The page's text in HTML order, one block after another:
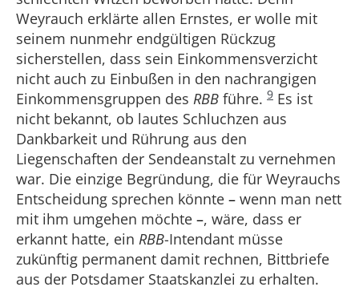
Weyrauch erklärte allen Ernstes, er wolle mit
seinem nunmehr endgültigen Rückzug
sicherstellen, dass sein Einkommensverzicht
nicht auch zu Einbußen in den nachrangigen
Einkommensgruppen des RBB führe. 9 Es ist
nicht bekannt, ob lautes Schluchzen aus
Dankbarkeit und Rührung aus den
Liegenschaften der Sendeanstalt zu vernehmen
war. Die einzige Begründung, die für Weyrauchs
Entscheidung sprechen könnte – wenn man nett
mit ihm umgehen möchte –, wäre, dass er
erkannt hatte, ein RBB-Intendant müsse
zukünftig permanent damit rechnen, Bittbriefe
aus der Potsdamer Staatskanzlei zu erhalten.